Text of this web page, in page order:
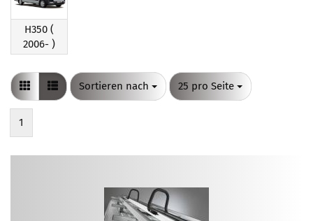
H350 (
2006- )
Sortieren nach
Sortieren nach 25 pro Seite
pro Seite
1